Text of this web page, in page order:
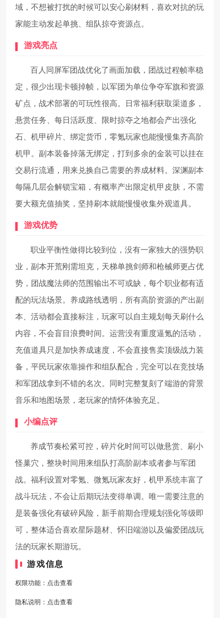
域，不想被打扰的时候可以安心刷材料，喜欢对抗的玩
家能主动发起单挑、组队掠夺资源点。
游戏亮点
百人同屏军团战优化了画面加载，团战过程帧率稳
定，很少出现卡顿掉帧，以军团为单位争夺军旗和资源
矿点，战术部署的可玩性很高。日常福利获取渠道多，
悬赏任务、每日活跃度、限时掠夺之地都会产出强化
石、机甲碎片、绑定货币，零氪玩家也能慢慢集齐高阶
机甲。副本装备掉落无绑定，打到多余的金装可以挂在
交易行流通，用来兑换自己需要的养成材料。深渊副本
每隔几层会解锁宝箱，有概率产出限定机甲皮肤，不需
要大额充值抽奖，坚持刷本就能慢慢收集外观道具。
游戏优势
职业平衡性做得比较到位，没有一家独大的强势职
业，副本开荒刚需坦克，天梯单挑剑师和枪械师更占优
势，团战魔法师的范围输出不可或缺，每个职业都有适
配的玩法场景。养成路线透明，所有高阶资源的产出副
本、活动都会直接标注，玩家可以自主规划每天刷什么
内容，不会盲目浪费时间。运营没有重度逼氪的活动，
充值道具只是加快养成速度，不会直接售卖顶级战力装
备，平民玩家依靠操作和组队配合，完全可以在竞技场
和军团战拿到不错的名次。同时完整复刻了端游的背景
音乐和地图场景，老玩家的情怀体验充足。
小编点评
养成节奏松紧可控，碎片化时间可以做悬赏、刷小
怪巢穴，整块时间用来组队打高阶副本或者参与军团
战。福利设置对零氪、微氪玩家友好，机甲系统丰富了
战斗玩法，不会让后期玩法变得单调。唯一需要注意的
是装备强化有破碎风险，新手前期合理规划强化等级即
可，整体适合喜欢星际题材、怀旧端游以及偏爱团战玩
法的玩家长期游玩。
游戏信息
权限功能： 点击查看
隐私说明： 点击查看